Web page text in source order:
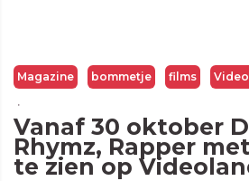
Magazine bommetje films
·
Vanaf 30 oktober
Rhymz, Rapper
te zien op